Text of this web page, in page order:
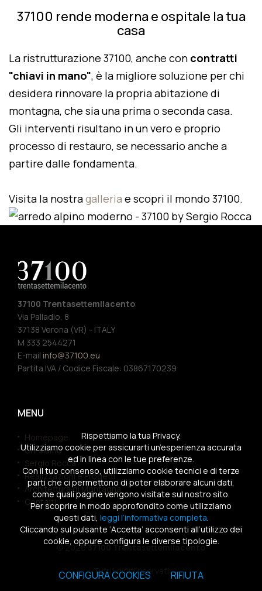
37100 rende moderna e ospitale la tua
casa
La ristrutturazione 37100, anche con contratti
"chiavi in mano", è la migliore soluzione per chi
desidera rinnovare la propria abitazione di
montagna, che sia una prima o seconda casa.
Gli interventi risultano in un vero e proprio
processo di restauro, se necessario anche a
partire dalle fondamenta.
Visita la nostragalleria e scopri il mondo 37100.
37100 Trentasettemilacento
Via Palladio, 8
37138 Verona (VR) - ITALY
M 333 2544271
E-mail info@37100.eu
Partita IVA / Codice Fiscale: 03867170239
MENU
Homepage
Chi siamo
Sergio Rocca
Realizzazioni e Progetti
Architettura di Montagna
Contatti
© 202637100 Trentasettemilacento
Tutti i diritti riservati
Rispettiamo la tua Privacy.
Utilizziamo cookie per assicurarti un’esperienza accurata
ed in linea con le tue preferenze.
Con il tuo consenso, utilizziamo cookie tecnici e di terze
parti che ci permettono di poter elaborare alcuni dati,
come quali pagine vengono visitate sul nostro sito.
Per scoprire in modo approfondito come utilizziamo
questi dati, leggi l’informativa completa.
Cliccando sul pulsante ‘Accetta’ acconsenti all’utilizzo dei
cookie, oppure configura le diverse tipologie.
CONFIGURA COOKIES RIFIUTA